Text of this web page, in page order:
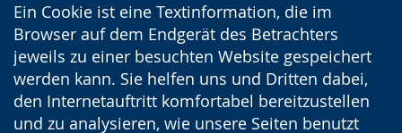
Ein Cookie ist eine Textinformation, die im
Browser auf dem Endgerät des Betrachters
jeweils zu einer besuchten Website gespeichert
werden kann. Sie helfen uns und Dritten dabei,
den Internetauftritt komfortabel bereitzustellen
und zu analysieren, wie unsere Seiten benutzt